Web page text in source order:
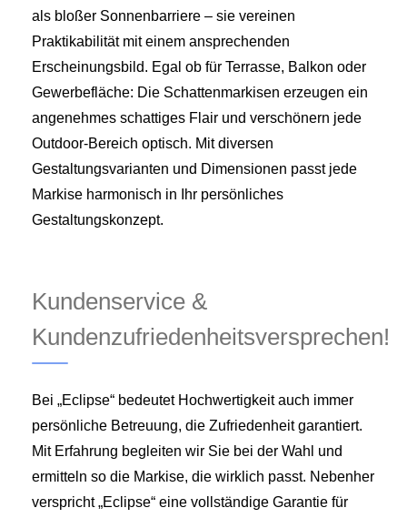
als bloßer Sonnenbarriere – sie vereinen
Praktikabilität mit einem ansprechenden
Erscheinungsbild. Egal ob für Terrasse, Balkon oder
Gewerbefläche: Die Schattenmarkisen erzeugen ein
angenehmes schattiges Flair und verschönern jede
Outdoor-Bereich optisch. Mit diversen
Gestaltungsvarianten und Dimensionen passt jede
Markise harmonisch in Ihr persönliches
Gestaltungskonzept.
Kundenservice &
Kundenzufriedenheitsversprechen!
Bei „Eclipse“ bedeutet Hochwertigkeit auch immer
persönliche Betreuung, die Zufriedenheit garantiert.
Mit Erfahrung begleiten wir Sie bei der Wahl und
ermitteln so die Markise, die wirklich passt. Nebenher
verspricht „Eclipse“ eine vollständige Garantie für